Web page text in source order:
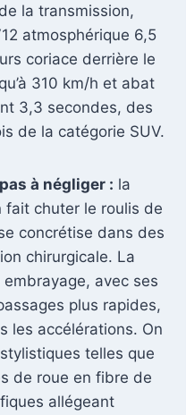
la transmission,
atmosphérique 6,5
coriace derrière le
310 km/h et abat
3,3 secondes, des
de la catégorie SUV.
à négliger : la
fait chuter le roulis de
concrétise dans des
chirurgicale. La
avec ses
plus rapides,
les accélérations. On
telles que
de roue en fibre de
allégeant